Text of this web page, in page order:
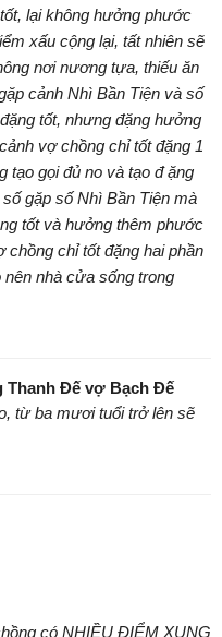
lại không hưởng phước
xấu cộng lại, tất nhiên sẽ
nơi nương tựa, thiếu ăn
cảnh Nhì Bần Tiện và số
tốt, nhưng đặng hưởng
vợ chồng chỉ tốt đặng 1
tạo gọi đủ no và tạo đ ặng
gặp số Nhì Bần Tiện mà
tốt và hưởng thêm phước
chỉ tốt đặng hai phần
nên nhà cửa sống trong
Thanh Đế vợ Bạch Đế
từ ba mươi tuổi trở lên sẽ
có NHIỀU ĐIỂM XUNG